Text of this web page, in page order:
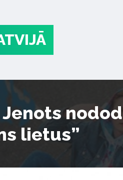
lietus”